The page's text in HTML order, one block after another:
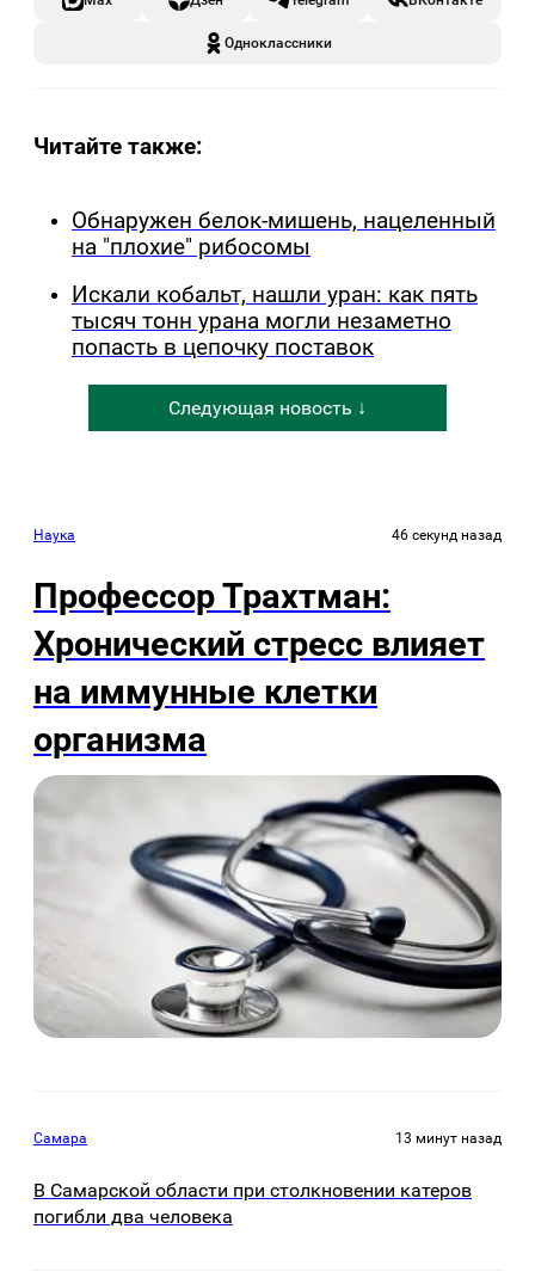
Одноклассники
Читайте также:
Обнаружен белок-мишень, нацеленный
на "плохие" рибосомы
Искали кобальт, нашли уран: как пять
тысяч тонн урана могли незаметно
попасть в цепочку поставок
Следующая новость ↓
Наука 46 секунд назад
Профессор Трахтман:
Хронический стресс влияет
на иммунные клетки
организма
Самара 13 минут назад
В Самарской области при столкновении катеров
погибли два человека